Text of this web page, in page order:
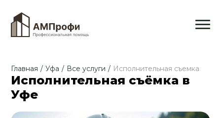
Главная / Уфа / Все услуги / Исполнительная съемка
Исполнительная съёмка в
Уфе